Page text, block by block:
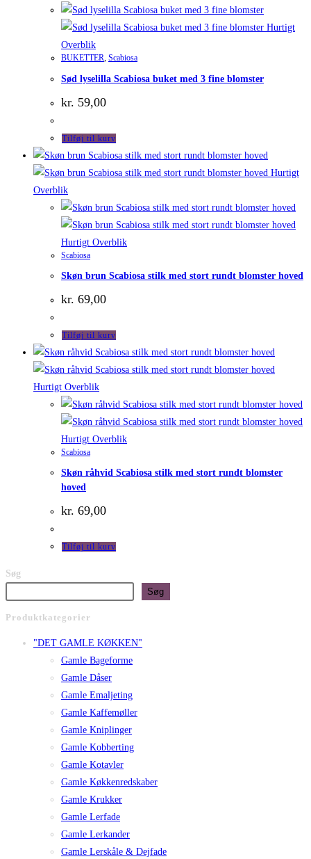
Hurtigt
Overblik
BUKETTER, Scabiosa
Sød lyselilla Scabiosa buket med 3 fine blomster
kr. 59,00
Tilføj til kurv
Hurtigt
Overblik
Hurtigt Overblik
Scabiosa
Skøn brun Scabiosa stilk med stort rundt blomster hoved
kr. 69,00
Tilføj til kurv
Hurtigt Overblik
Hurtigt Overblik
Scabiosa
Skøn råhvid Scabiosa stilk med stort rundt blomster
hoved
kr. 69,00
Tilføj til kurv
Søg
Søg
Produktkategorier
"DET GAMLE KØKKEN"
Gamle Bageforme
Gamle Dåser
Gamle Emaljeting
Gamle Kaffemøller
Gamle Kniplinger
Gamle Kobberting
Gamle Kotavler
Gamle Køkkenredskaber
Gamle Krukker
Gamle Lerfade
Gamle Lerkander
Gamle Lerskåle & Dejfade